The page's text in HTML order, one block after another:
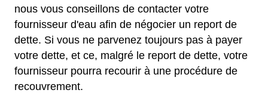
nous vous conseillons de contacter votre
fournisseur d'eau afin de négocier un report de
dette. Si vous ne parvenez toujours pas à payer
votre dette, et ce, malgré le report de dette, votre
fournisseur pourra recourir à une procédure de
recouvrement.